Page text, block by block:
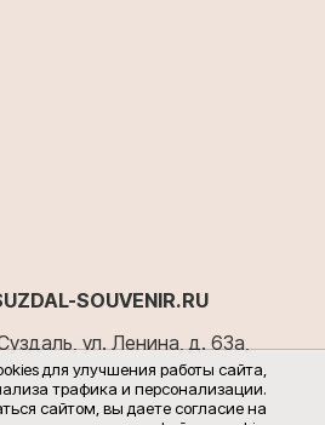
для улучшения работы сайта,
трафика и персонализации.
сайтом, вы даете согласие на
SOUVENIR.RU
ул. Ленина, д. 63а,